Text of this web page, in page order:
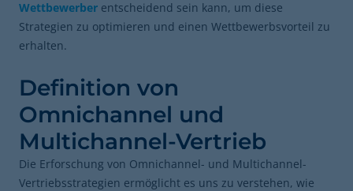
Wettbewerber entscheidend sein kann, um diese
Strategien zu optimieren und einen Wettbewerbsvorteil zu
erhalten.
Definition von
Omnichannel und
Multichannel-Vertrieb
Die Erforschung von Omnichannel- und Multichannel-
Vertriebsstrategien ermöglicht es uns zu verstehen, wie